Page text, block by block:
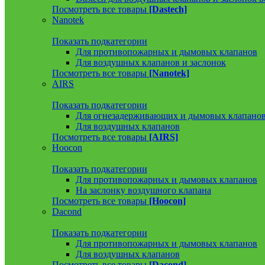
Посмотреть все товары [Dastech]
Nanotek
Показать подкатегории
Для противопожарных и дымовых клапанов
Для воздушных клапанов и заслонок
Посмотреть все товары [Nanotek]
AIRS
Показать подкатегории
Для огнезадерживающих и дымовых
Для воздушных клапанов
Посмотреть все товары [AIRS]
Hoocon
Показать подкатегории
Для противопожарных и дымовых клапанов
На заслонку воздушного клапана
Посмотреть все товары [Hoocon]
Dacond
Показать подкатегории
Для противопожарных и дымовых клапанов
Для воздушных клапанов